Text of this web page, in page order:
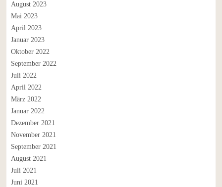
August 2023
Mai 2023
April 2023
Januar 2023
Oktober 2022
September 2022
Juli 2022
April 2022
März 2022
Januar 2022
Dezember 2021
November 2021
September 2021
August 2021
Juli 2021
Juni 2021